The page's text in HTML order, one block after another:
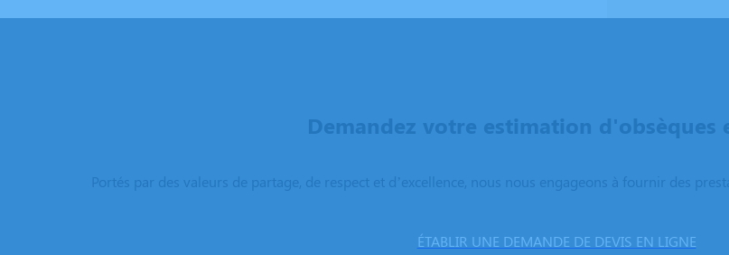
Demandez votre estimation d'obsèques
Portés par des valeurs de partage, de respect et d’excellence, nous nous engageons à fournir des
ÉTABLIR UNE DEMANDE DE DEVIS EN LIGNE